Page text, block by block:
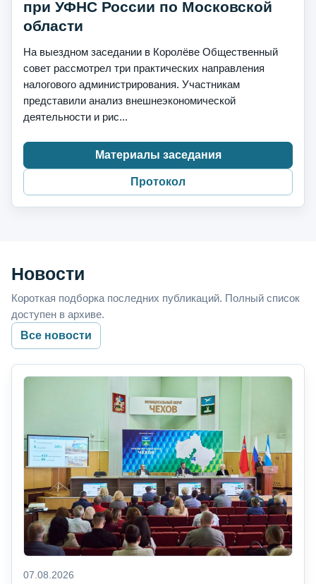
при УФНС России по Московской
области
На выездном заседании в Королёве Общественный
совет рассмотрел три практических направления
налогового администрирования. Участникам
представили анализ внешнеэкономической
деятельности и рис...
Материалы заседания
Протокол
Новости
Короткая подборка последних публикаций. Полный список
доступен в архиве.
Все новости
07.08.2026